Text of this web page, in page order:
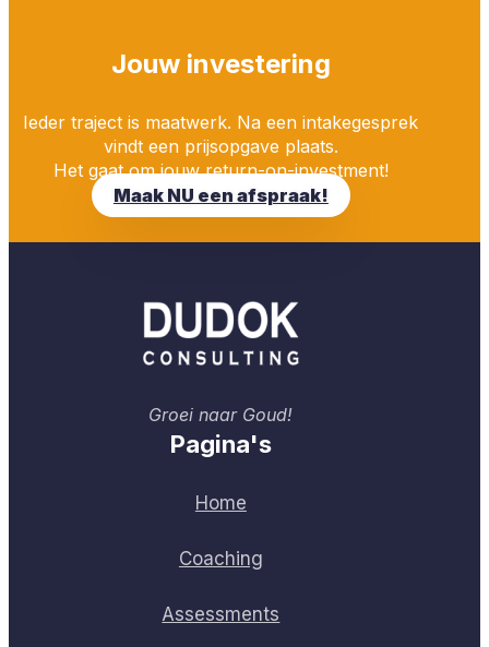
Jouw investering
Ieder traject is maatwerk. Na een intakegesprek
vindt een prijsopgave plaats.
Het gaat om jouw return-on-investment!
Maak NU een afspraak!
Groei naar Goud!
Pagina's
Home
Coaching
Assessments